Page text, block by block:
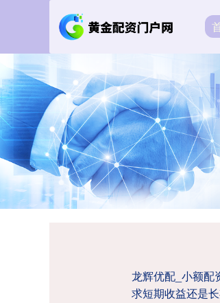
龙辉优配_小额配
求短期收益还是